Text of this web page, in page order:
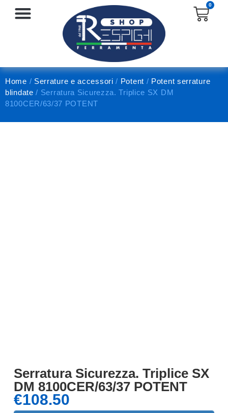
0
Home / Serrature e accessori / Potent / Potent serrature
blindate / Serratura Sicurezza. Triplice SX DM
8100CER/63/37 POTENT
Serratura Sicurezza. Triplice SX
DM 8100CER/63/37 POTENT
€108.50